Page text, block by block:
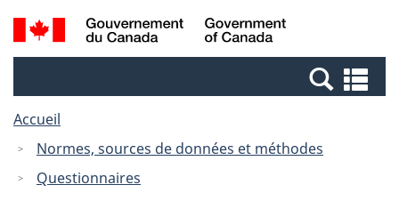
Passer
au
Passer
à
Canada
Recherche
et
et
Accueil
Normes, sources de données et méthodes
Questionnaires